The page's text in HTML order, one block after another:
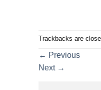
Trackbacks are
← Previous
Next →